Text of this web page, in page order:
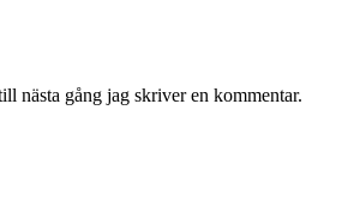
nästa gång jag skriver en kommentar.